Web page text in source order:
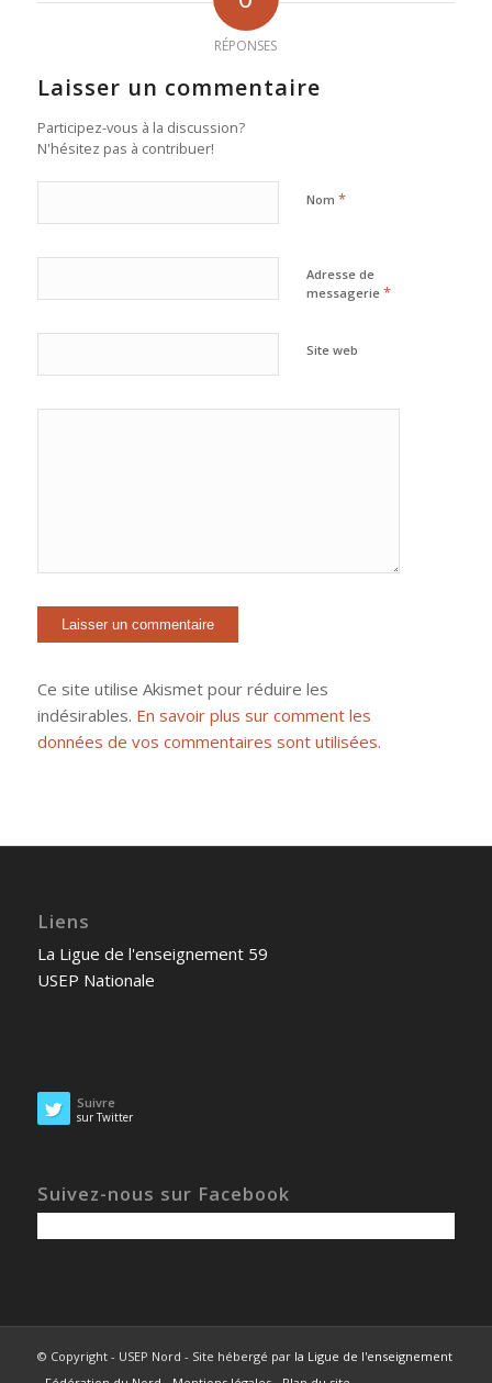
RÉPONSES
Laisser un commentaire
Participez-vous à la discussion?
N'hésitez pas à contribuer!
Nom *
Adresse de
messagerie *
Site web
Ce site utilise Akismet pour réduire les
indésirables. En savoir plus sur comment les
données de vos commentaires sont utilisées.
Liens
La Ligue de l'enseignement 59
USEP Nationale
Suivre
sur Twitter
Suivez-nous sur Facebook
© Copyright - USEP Nord - Site hébergé par la Ligue de l'enseignement